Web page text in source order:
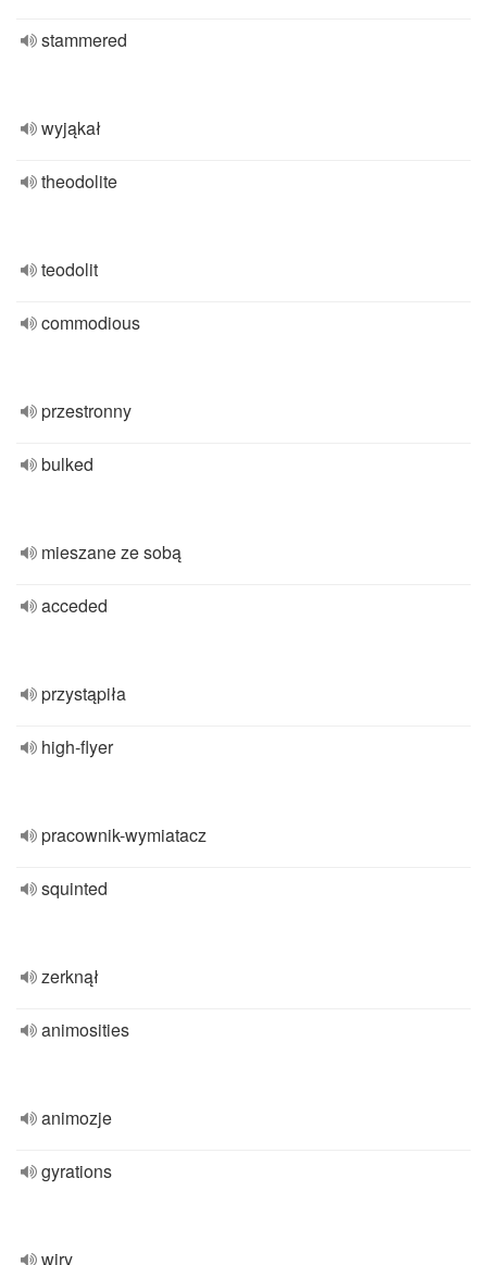
stammered
wyjąkał
theodolite
teodolit
commodious
przestronny
bulked
mieszane ze sobą
acceded
przystąpiła
high-flyer
pracownik-wymiatacz
squinted
zerknął
animosities
animozje
gyrations
wiry